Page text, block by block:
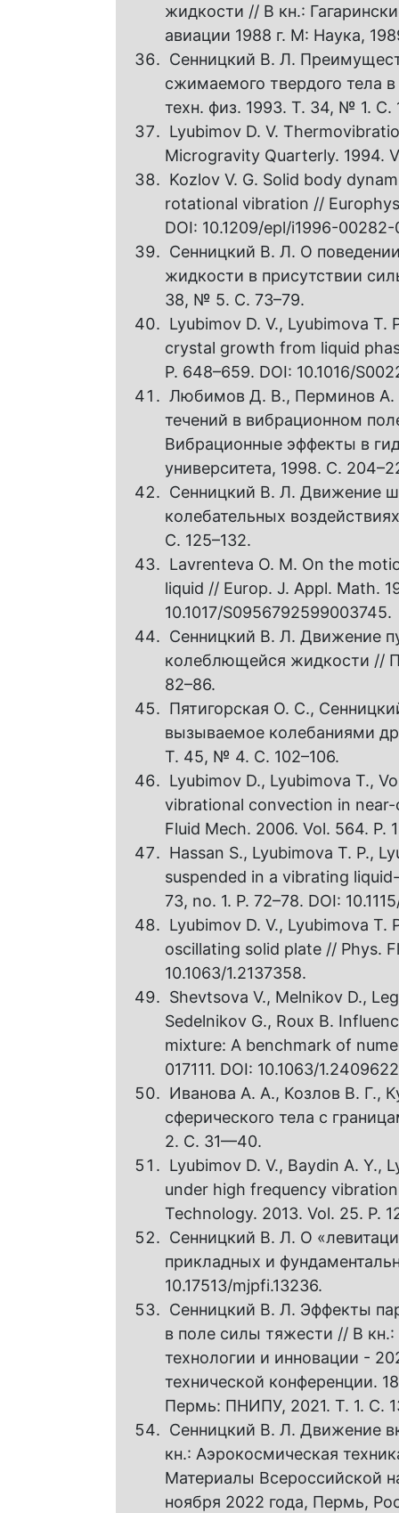
жидкости // В кн.:
авиации 1988 г. М: Наука,
Сенницкий В. Л.
сжимаемого твердого тела
техн. физ. 1993. Т. 34, № 1. С.
Lyubimov D. V.
Microgravity Quarterly. 1994.
Kozlov V. G. Solid body
rotational vibration //
DOI: 10.1209/epl/i1996-00282-
Сенницкий В. Л. O
жидкости в присутствии
38, № 5. С. 73–79.
Lyubimov D. V., Lyubimova
crystal growth from liquid
P. 648–659. DOI: 10.1016/
Любимов Д. В., Перминов А.
течений в вибрационном
Вибрационные эффекты в
университета, 1998. С.
Сенницкий В. Л. Движение
колебательных
С. 125–132.
Lavrenteva O. M. On the
liquid // Europ. J. Appl. Math.
10.1017/S0956792599003745.
Сенницкий В. Л. Движение
колеблющейся жидкости //
82–86.
Пятигорская О. С.,
вызываемое колебаниями
Т. 45, № 4. С. 102–106.
Lyubimov D., Lyubimova T.,
vibrational convection in
Fluid Mech. 2006. Vol. 564. P.
Hassan S., Lyubimova T. P.,
suspended in a vibrating
73, no. 1. P. 72–78. DOI:
Lyubimov D. V., Lyubimova T.
oscillating solid plate // Phys.
10.1063/1.2137358.
Shevtsova V., Melnikov D.,
Sedelnikov G., Roux B.
mixture: A benchmark of
017111. DOI: 10.1063/
Иванова А. А., Козлов В. Г.,
сферического тела с
2. С. 31—40.
Lyubimov D. V., Baydin A. Y.,
under high frequency
Technology. 2013. Vol. 25. P.
Сенницкий В. Л. О
прикладных и
10.17513/mjpfi.13236.
Сенницкий В. Л. Эффекты
в поле силы тяжести // В
технологии и инновации -
технической конференции.
Пермь: ПНИПУ, 2021. Т. 1. С.
Сенницкий В. Л. Движение
кн.: Аэрокосмическая
Материалы Всероссийской
ноября 2022 года, Пермь,